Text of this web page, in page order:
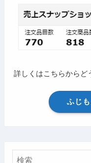
詳しくはこちらからど
ふじ